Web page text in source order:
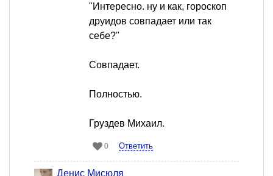
"Интересно. ну и как, гороскоп
друидов совпадает или так
себе?"
Совпадает.
Полностью.
Груздев Михаил.
0 Ответить
Денис Мисюля